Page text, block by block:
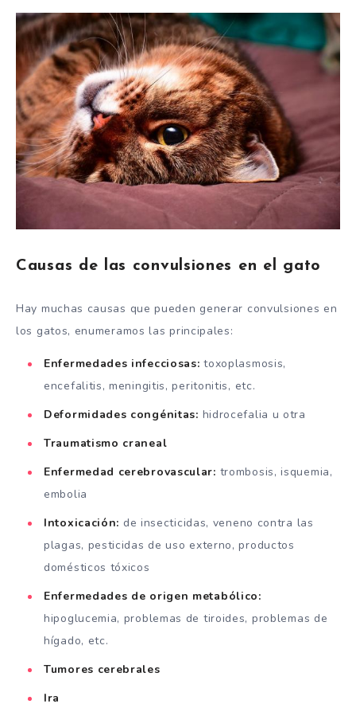
Causas de las convulsiones en el gato
Hay muchas causas que pueden generar convulsiones en
los gatos, enumeramos las principales:
Enfermedades infecciosas:toxoplasmosis,
encefalitis, meningitis, peritonitis, etc.
Deformidades congénitas: hidrocefalia u otra
Traumatismo craneal
Enfermedad cerebrovascular: trombosis, isquemia,
embolia
Intoxicación: de insecticidas, veneno contra las
plagas, pesticidas de uso externo, productos
domésticos tóxicos
Enfermedades de origen metabólico:
hipoglucemia, problemas de tiroides, problemas de
hígado, etc.
Tumores cerebrales
Ira